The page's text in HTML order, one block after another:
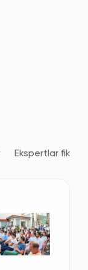
Ekspertlar fikri